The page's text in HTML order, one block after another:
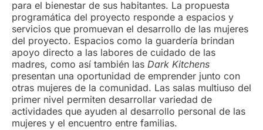
para el bienestar de sus habitantes. La propuesta
programática del proyecto responde a espacios y
servicios que promuevan el desarrollo de las mujeres
del proyecto. Espacios como la guardería brindan
apoyo directo a las labores de cuidado de las
madres, como así también las Dark Kitchens
presentan una oportunidad de emprender junto con
otras mujeres de la comunidad. Las salas multiuso del
primer nivel permiten desarrollar variedad de
actividades que ayuden al desarrollo personal de las
mujeres y el encuentro entre familias.